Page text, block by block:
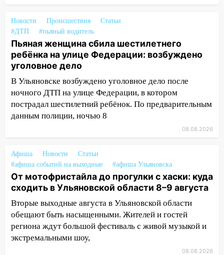
19:34
В следственном управлении
состоялось торжественное
мероприятие, приуроченное к
празднованию Дня сотрудника органов
следствия Российской Федерации
19:30 Ульяновцев приглашают
поддержать «Симбирскую чебурашку»
на фестивале «ФормАРТ»
18:11 Ульяновская область стала
17:23 Прогноз погоды в Ульяновской
области на 8 августа
17:16 В реанимацию Ульяновской
областной больницы поступили шесть
новых аппаратов ИВЛ
16:51 В Чердаклинском районе
ремонтируют дороги, ставят остановки
Новости Происшествия
Статьи
#ДТП
#пьяный водитель
Пьяная женщина сбила шестилетнего
ребёнка на улице Федерации: возбуждено
уголовное дело
В Ульяновске возбуждено уголовное дело после
ночного ДТП на улице Федерации, в котором
пострадал шестилетний ребёнок. По предварительным
данным полиции, ночью 8
08.08.2026
Афиша Новости
Статьи
#афиша событий на выходные
#афиша Ульяновска
От мотофристайла до прогулки с хаски: куда
сходить в Ульяновской области 8–9 августа
Вторые выходные августа в Ульяновской области
обещают быть насыщенными. Жителей и гостей
региона ждут большой фестиваль с живой музыкой и
экстремальными шоу,
08.08.2026